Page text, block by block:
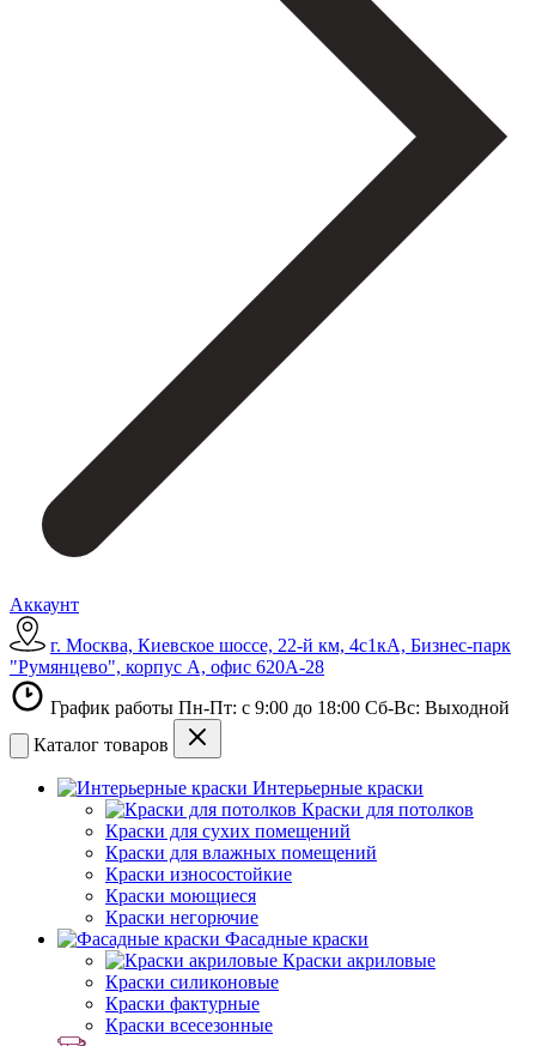
Аккаунт
г. Москва, Киевское шоссе, 22-й км, 4с1кА, Бизнес-парк
"Румянцево", корпус А, офис 620А-28
График работы Пн-Пт: с 9:00 до 18:00 Сб-Вс: Выходной
Каталог товаров
Интерьерные краски
Краски для потолков
Краски для сухих помещений
Краски для влажных помещений
Краски износостойкие
Краски моющиеся
Краски негорючие
Фасадные краски
Краски акриловые
Краски силиконовые
Краски фактурные
Краски всесезонные